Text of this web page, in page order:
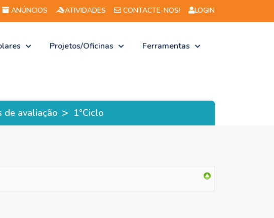
ANÚNCIOS ATIVIDADES CONTACTE-NOS! LOGIN
Projetos/Oficinas Ferramentas
de avaliação > 1ºCiclo